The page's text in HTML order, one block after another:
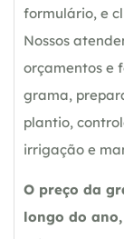
formulário, e
Nossos
orçamentos e
grama,
plantio,
irrigação e
O preço da
longo do